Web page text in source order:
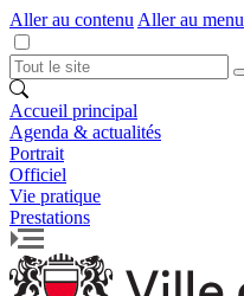
Aller au contenu Aller au menu
Accueil principal
Agenda & actualités
Portrait
Officiel
Vie pratique
Prestations